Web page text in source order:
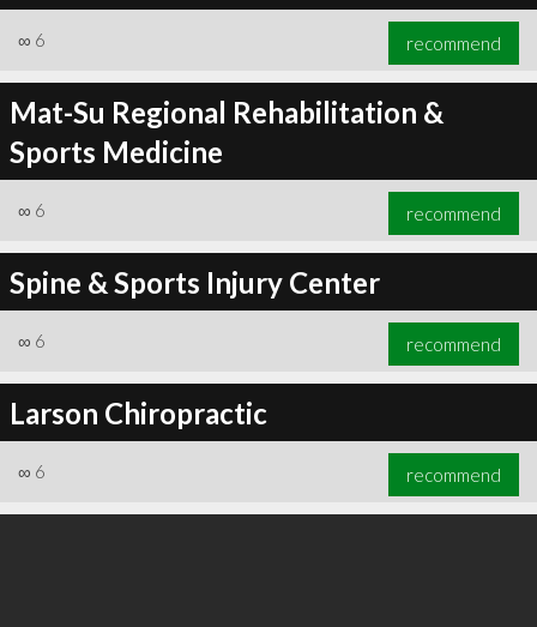
∞ 6 recommend
Mat-Su Regional Rehabilitation &
Sports Medicine
∞ 6 recommend
Spine & Sports Injury Center
∞ 6 recommend
Larson Chiropractic
∞ 6 recommend